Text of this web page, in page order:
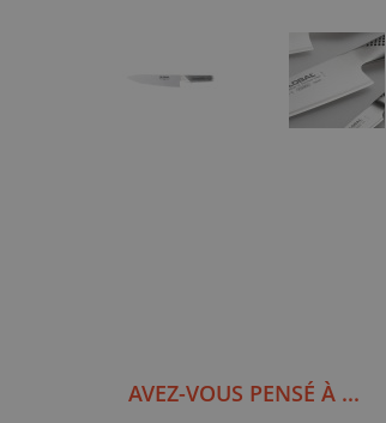
AVEZ-VOUS PENSÉ À ...